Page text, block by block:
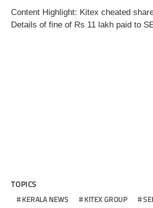
Content Highlight: Kitex cheated
Details of fine of Rs 11 lakh paid to
TOPICS
KERALA NEWS KITEX GROUP